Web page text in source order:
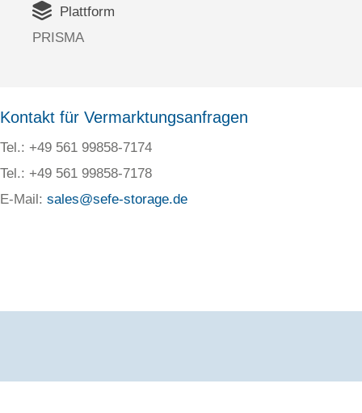
Plattform
PRISMA
Kontakt für Vermarktungsanfragen
Tel.: +49 561 99858-7174
Tel.: +49 561 99858-7178
E-Mail: sales@sefe-storage.de